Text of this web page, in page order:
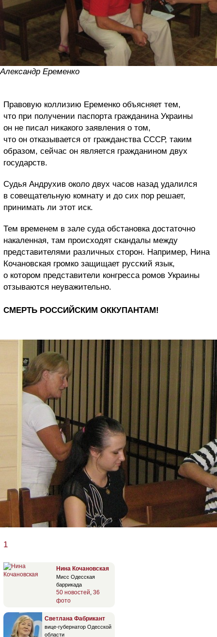
Александр Еременко
Правовую коллизию Еременко объясняет тем,
что при получении паспорта гражданина Украины
он не писал никакого заявления о том,
что он отказывается от гражданства СССР, таким
образом, сейчас он является гражданином двух
государств.
Судья Андрухив около двух часов назад удалился
в совещательную комнату и до сих пор решает,
принимать ли этот иск.
Тем временем в зале суда обстановка достаточно
накаленная, там происходят скандалы между
представителями различных сторон. Например, Нина
Кочановская громко защищает русский язык,
о котором представители конгресса ромов Украины
отзываются неуважительно.
СМЕРТЬ РОССИЙСКИМ ОККУПАНТАМ!
1
Нина Кочановская
Мисс Одесская
баррикада
50 новостей, 36
фото
Светлана Фабрикант
вице-губернатор Одесской
области